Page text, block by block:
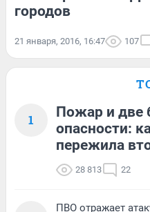
городов
21 января, 2016, 16:47 107
1
Пожар и две
опасности:
пережила
28 813 22
ПВО отражает